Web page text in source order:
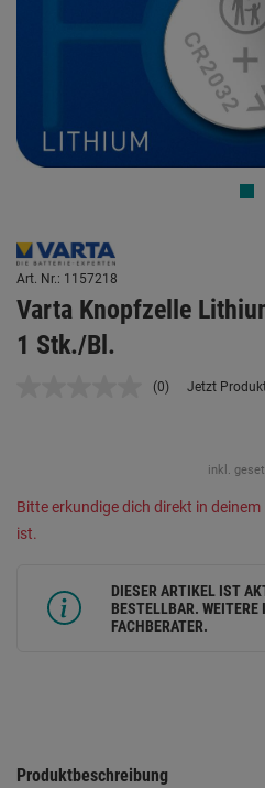
Art. Nr.: 1157218
Varta Knopfzelle
1 Stk./Bl.
Kein
derselben
(0) Jetzt
inkl.
Bitte erkundige dich direkt in
ist.
DIESER ARTIKEL IST
BESTELLBAR. WEITERE
FACHBERATER.
Produktbeschreibung